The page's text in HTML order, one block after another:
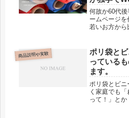
奮闘記
何故か60代
ームページを
若いお方から
商品説明や実験
ポリ袋と
っている
ます。
ポリ袋とビニ
く家庭でも
って！」とか